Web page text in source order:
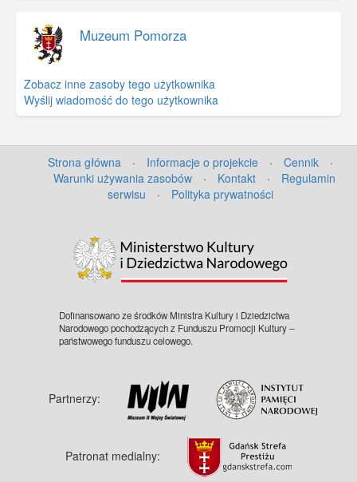
Muzeum Pomorza
Zobacz inne zasoby tego użytkownika
Wyślij wiadomość do tego użytkownika
Strona główna · Informacje o projekcie · Cennik
·
Warunki używania zasobów
· Kontakt ·
Regulamin
serwisu
· Polityka prywatności
Dofinansowano ze środków Ministra Kultury i Dziedzictwa
Narodowego pochodzących z Funduszu Promocji Kultury –
państwowego funduszu celowego.
Partnerzy:
Patronat medialny: